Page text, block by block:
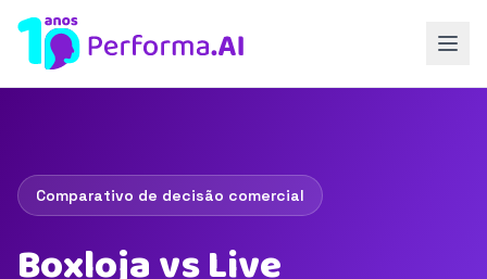
Comparativo de decisão comercial
Boxloja vs Live